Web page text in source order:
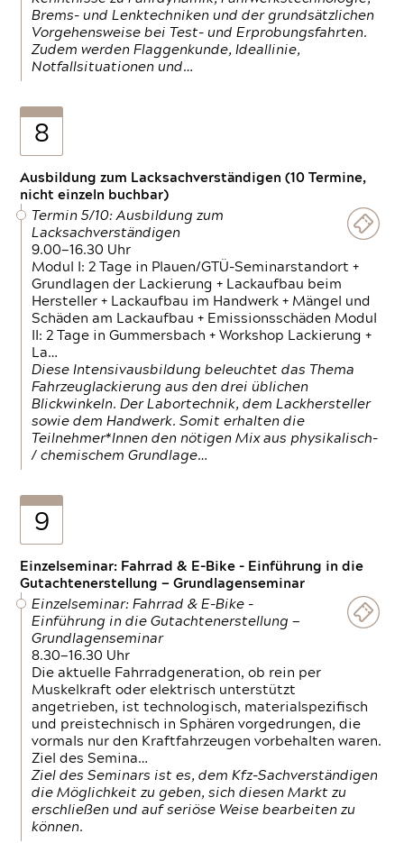
Brems- und Lenktechniken und der grundsätzlichen
Vorgehensweise bei Test- und Erprobungsfahrten.
Zudem werden Flaggenkunde, Ideallinie,
Notfallsituationen und…
8
Ausbildung zum Lacksachverständigen (10 Termine,
nicht einzeln buchbar)
Termin 5/10: Ausbildung zum
Lacksachverständigen
9.00—16.30 Uhr
Modul I: 2 Tage in Plauen/GTÜ-Seminarstandort +
Grundlagen der Lackierung + Lackaufbau beim
Hersteller + Lackaufbau im Handwerk + Mängel und
Schäden am Lackaufbau + Emissionsschäden Modul
II: 2 Tage in Gummersbach + Workshop Lackierung +
La…
Diese Intensivausbildung beleuchtet das Thema
Fahrzeuglackierung aus den drei üblichen
Blickwinkeln. Der Labortechnik, dem Lackhersteller
sowie dem Handwerk. Somit erhalten die
Teilnehmer*Innen den nötigen Mix aus physikalisch-
/ chemischem Grundlage…
9
Einzelseminar: Fahrrad & E-Bike - Einführung in die
Gutachtenerstellung — Grundlagenseminar
Einzelseminar: Fahrrad & E-Bike -
Einführung in die Gutachtenerstellung —
Grundlagenseminar
8.30—16.30 Uhr
Die aktuelle Fahrradgeneration, ob rein per
Muskelkraft oder elektrisch unterstützt
angetrieben, ist technologisch, materialspezifisch
und preistechnisch in Sphären vorgedrungen, die
vormals nur den Kraftfahrzeugen vorbehalten waren.
Ziel des Semina…
Ziel des Seminars ist es, dem Kfz-Sachverständigen
die Möglichkeit zu geben, sich diesen Markt zu
erschließen und auf seriöse Weise bearbeiten zu
können.